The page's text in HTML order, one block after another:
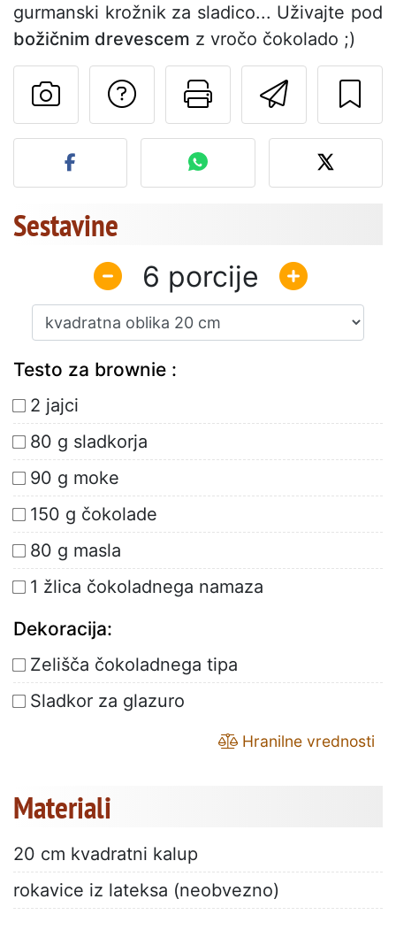
gurmanski krožnik za sladico... Uživajte pod
božičnim drevescem z vročo čokolado ;)
Pošlji
Natisni to
Postavite
Objavite svojo fotografijo
Sestavine
6
Testo za brownie :
2 jajci
80 g sladkorja
90 g moke
150 g čokolade
80 g masla
1 žlica čokoladnega namaza
Dekoracija:
Zelišča čokoladnega tipa
Sladkor za glazuro
Hranilne vrednosti
Materiali
20 cm kvadratni kalup
rokavice iz lateksa (neobvezno)